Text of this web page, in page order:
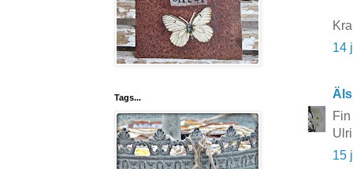
14
15
Tags...